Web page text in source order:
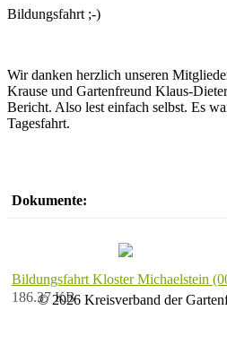
Bildungsfahrt ;-)
Wir danken herzlich unseren
Krause und Gartenfreund Klaus-
Bericht. Also lest einfach selbst. Es
Tagesfahrt.
Dokumente:
Bildungsfahrt Kloster Michaelstein
186.37 KB
© 2026 Kreisverband der